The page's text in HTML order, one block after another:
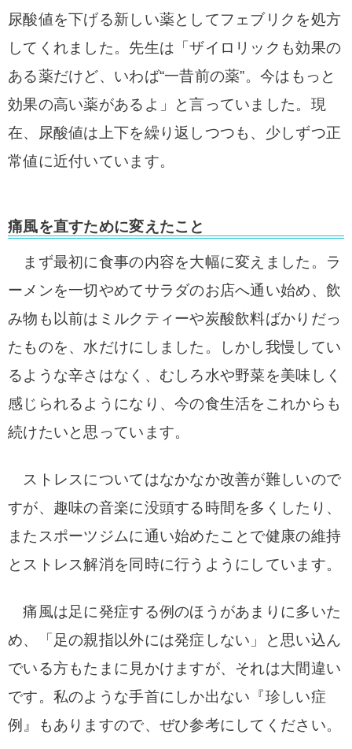
尿酸値を下げる新しい薬としてフェブリクを処方
してくれました。先生は「ザイロリックも効果の
ある薬だけど、いわば“一昔前の薬”。今はもっと
効果の高い薬があるよ」と言っていました。現
在、尿酸値は上下を繰り返しつつも、少しずつ正
常値に近付いています。
痛風を直すために変えたこと
まず最初に食事の内容を大幅に変えました。ラ
ーメンを一切やめてサラダのお店へ通い始め、飲
み物も以前はミルクティーや炭酸飲料ばかりだっ
たものを、水だけにしました。しかし我慢してい
るような辛さはなく、むしろ水や野菜を美味しく
感じられるようになり、今の食生活をこれからも
続けたいと思っています。
ストレスについてはなかなか改善が難しいので
すが、趣味の音楽に没頭する時間を多くしたり、
またスポーツジムに通い始めたことで健康の維持
とストレス解消を同時に行うようにしています。
痛風は足に発症する例のほうがあまりに多いた
め、「足の親指以外には発症しない」と思い込ん
でいる方もたまに見かけますが、それは大間違い
です。私のような手首にしか出ない『珍しい症
例』もありますので、ぜひ参考にしてください。